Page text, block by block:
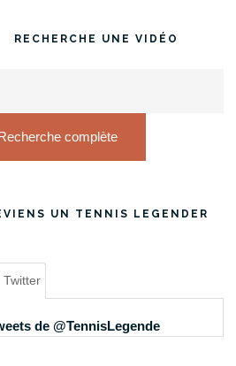
RECHERCHE UNE VIDÉO
complète
UN TENNIS LEGENDER
Twitter
de @TennisLegende